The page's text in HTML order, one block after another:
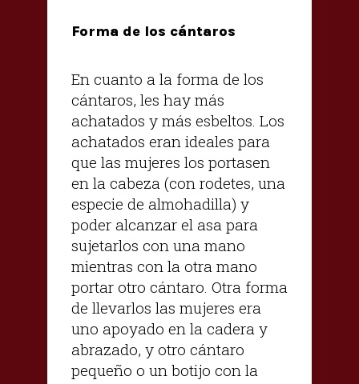
Forma de los cántaros
En cuanto a la forma de los
cántaros, les hay más
achatados y más esbeltos. Los
achatados eran ideales para
que las mujeres los portasen
en la cabeza (con rodetes, una
especie de almohadilla) y
poder alcanzar el asa para
sujetarlos con una mano
mientras con la otra mano
portar otro cántaro. Otra forma
de llevarlos las mujeres era
uno apoyado en la cadera y
abrazado, y otro cántaro
pequeño o un botijo con la